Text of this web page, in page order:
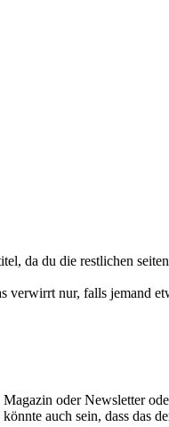
da du die restlichen
verwirrt nur, falls jemand
oder Newsletter
auch sein, dass das